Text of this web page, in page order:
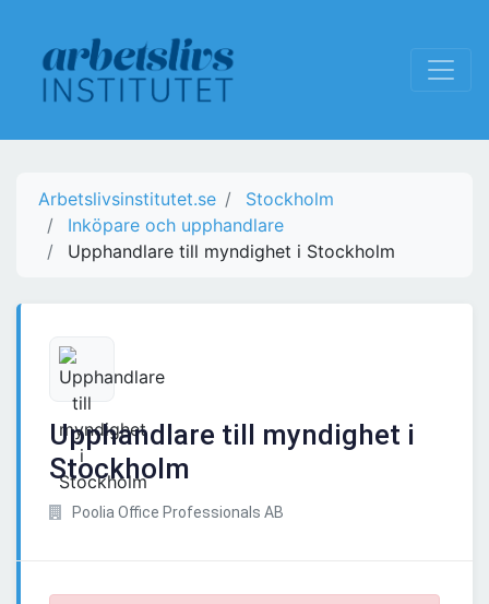
Arbetslivsinstitutet.se
Stockholm
Inköpare och upphandlare
Upphandlare till myndighet i Stockholm
Upphandlare till myndighet i
Stockholm
Poolia Office Professionals AB